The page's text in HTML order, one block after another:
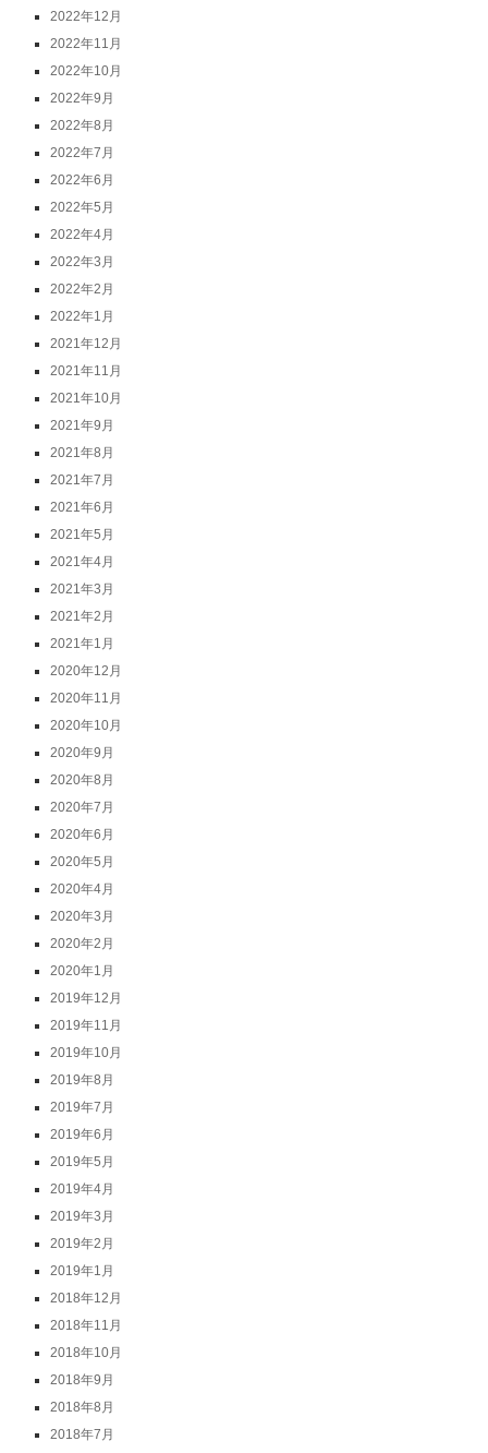
2022年12月
2022年11月
2022年10月
2022年9月
2022年8月
2022年7月
2022年6月
2022年5月
2022年4月
2022年3月
2022年2月
2022年1月
2021年12月
2021年11月
2021年10月
2021年9月
2021年8月
2021年7月
2021年6月
2021年5月
2021年4月
2021年3月
2021年2月
2021年1月
2020年12月
2020年11月
2020年10月
2020年9月
2020年8月
2020年7月
2020年6月
2020年5月
2020年4月
2020年3月
2020年2月
2020年1月
2019年12月
2019年11月
2019年10月
2019年8月
2019年7月
2019年6月
2019年5月
2019年4月
2019年3月
2019年2月
2019年1月
2018年12月
2018年11月
2018年10月
2018年9月
2018年8月
2018年7月